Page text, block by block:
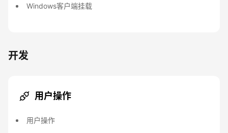
Windows客户端挂载
开发
用户操作
用户操作